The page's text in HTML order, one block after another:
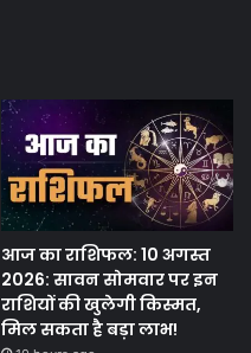
आज का राशिफल: 10 अगस्त
2026: सावन सोमवार पर इन
राशियों की खुलेगी किस्मत,
मिल सकता है बड़ा लाभ!